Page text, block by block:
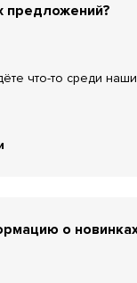
предложений?
что-то среди
о